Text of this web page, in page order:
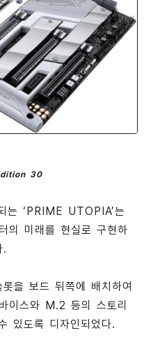
30
는 ‘PRIME UTOPIA’는
의 미래를 현실로 구현하
.
을 보드 뒤쪽에 배치하여
이스와 M.2 등의 스토리
있도록 디자인되었다.